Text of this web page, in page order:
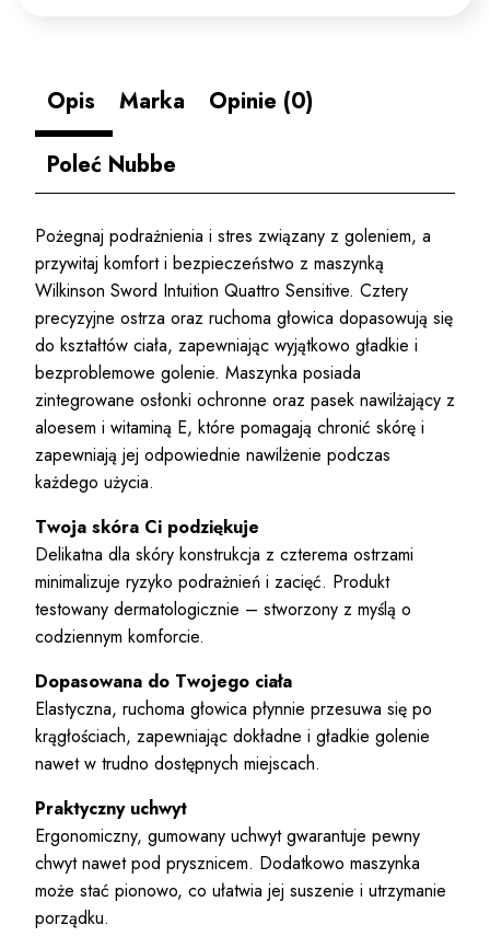
Opis Marka
Opinie (0)
Poleć Nubbe
Pożegnaj podrażnienia i stres związany z goleniem, a
przywitaj komfort i bezpieczeństwo z maszynką
Wilkinson Sword Intuition Quattro Sensitive. Cztery
precyzyjne ostrza oraz ruchoma głowica dopasowują się
do kształtów ciała, zapewniając wyjątkowo gładkie i
bezproblemowe golenie. Maszynka posiada
zintegrowane osłonki ochronne oraz pasek nawilżający z
aloesem i witaminą E, które pomagają chronić skórę i
zapewniają jej odpowiednie nawilżenie podczas
każdego użycia.
Twoja skóra Ci podziękuje
Delikatna dla skóry konstrukcja z czterema ostrzami
minimalizuje ryzyko podrażnień i zacięć. Produkt
testowany dermatologicznie – stworzony z myślą o
codziennym komforcie.
Dopasowana do Twojego ciała
Elastyczna, ruchoma głowica płynnie przesuwa się po
krągłościach, zapewniając dokładne i gładkie golenie
nawet w trudno dostępnych miejscach.
Praktyczny uchwyt
Ergonomiczny, gumowany uchwyt gwarantuje pewny
chwyt nawet pod prysznicem. Dodatkowo maszynka
może stać pionowo, co ułatwia jej suszenie i utrzymanie
porządku.